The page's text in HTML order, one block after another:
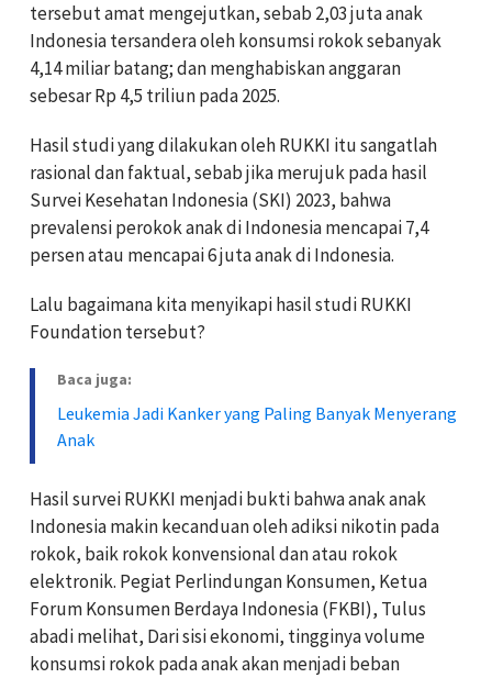
tersebut amat mengejutkan, sebab 2,03 juta anak
Indonesia tersandera oleh konsumsi rokok sebanyak
4,14 miliar batang; dan menghabiskan anggaran
sebesar Rp 4,5 triliun pada 2025.
Hasil studi yang dilakukan oleh RUKKI itu sangatlah
rasional dan faktual, sebab jika merujuk pada hasil
Survei Kesehatan Indonesia (SKI) 2023, bahwa
prevalensi perokok anak di Indonesia mencapai 7,4
persen atau mencapai 6 juta anak di Indonesia.
Lalu bagaimana kita menyikapi hasil studi RUKKI
Foundation tersebut?
Baca juga:
Leukemia Jadi Kanker yang Paling Banyak Menyerang
Anak
Hasil survei RUKKI menjadi bukti bahwa anak anak
Indonesia makin kecanduan oleh adiksi nikotin pada
rokok, baik rokok konvensional dan atau rokok
elektronik. Pegiat Perlindungan Konsumen, Ketua
Forum Konsumen Berdaya Indonesia (FKBI), Tulus
abadi melihat, Dari sisi ekonomi, tingginya volume
konsumsi rokok pada anak akan menjadi beban